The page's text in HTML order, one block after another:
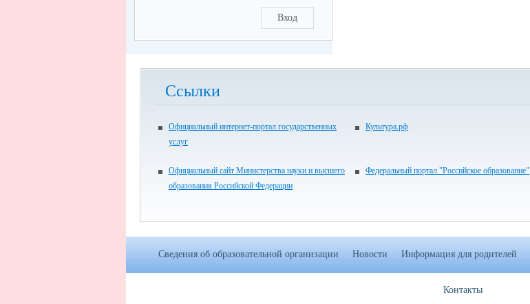
Вход
Ссылки
Официальный интернет-портал государственных
услуг
Культура.рф
Официальный сайт Министерства науки и высшего
образования Российской Федерации
Федеральный портал "Российское образование"
Сведения об образовательной организации Новости Информация для родителей
Контакты